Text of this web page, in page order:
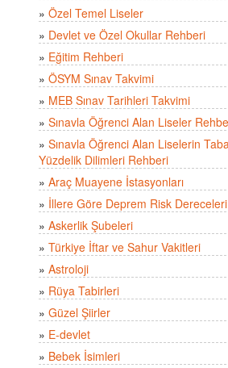
» Özel Temel Liseler
» Devlet ve Özel Okullar Rehberi
» Eğitim Rehberi
» ÖSYM Sınav Takvimi
» MEB Sınav Tarihleri Takvimi
» Sınavla Öğrenci Alan Liseler
» Sınavla Öğrenci Alan Liselerin
Yüzdelik Dilimleri Rehberi
» Araç Muayene İstasyonları
» İllere Göre Deprem Risk Dereceleri
» Askerlik Şubeleri
» Türkiye İftar ve Sahur Vakitleri
» Astroloji
» Rüya Tabirleri
» Güzel Şiirler
» E-devlet
» Bebek İsimleri